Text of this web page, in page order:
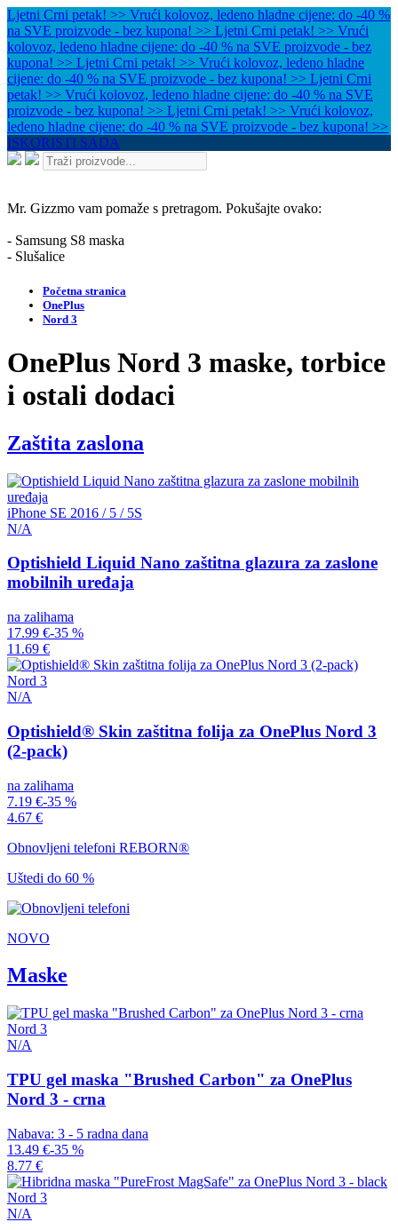
Ljetni Crni petak! >> Vrući kolovoz, ledeno hladne cijene: do -40 %
na SVE proizvode - bez kupona! >> Ljetni Crni petak! >> Vrući
kolovoz, ledeno hladne cijene: do -40 % na SVE proizvode - bez
kupona! >> Ljetni Crni petak! >> Vrući kolovoz, ledeno hladne
cijene: do -40 % na SVE proizvode - bez kupona! >> Ljetni Crni
petak! >> Vrući kolovoz, ledeno hladne cijene: do -40 % na SVE
proizvode - bez kupona! >> Ljetni Crni petak! >> Vrući kolovoz,
ledeno hladne cijene: do -40 % na SVE proizvode - bez kupona! >>
ISKORISTI SADA
Mr. Gizzmo vam pomaže s pretragom. Pokušajte ovako:
- Samsung S8 maska
- Slušalice
Početna stranica
OnePlus
Nord 3
OnePlus Nord 3 maske, torbice
i ostali dodaci
Zaštita zaslona
iPhone SE 2016 / 5 / 5S
N/A
Optishield Liquid Nano zaštitna glazura za zaslone
mobilnih uređaja
na zalihama
17.99 €-35 %
11.69 €
Nord 3
N/A
Optishield® Skin zaštitna folija za OnePlus Nord 3
(2-pack)
na zalihama
7.19 €-35 %
4.67 €
Obnovljeni telefoni REBORN®
Uštedi do 60 %
NOVO
Maske
Nord 3
N/A
TPU gel maska "Brushed Carbon" za OnePlus
Nord 3 - crna
Nabava: 3 - 5 radna dana
13.49 €-35 %
8.77 €
Nord 3
N/A